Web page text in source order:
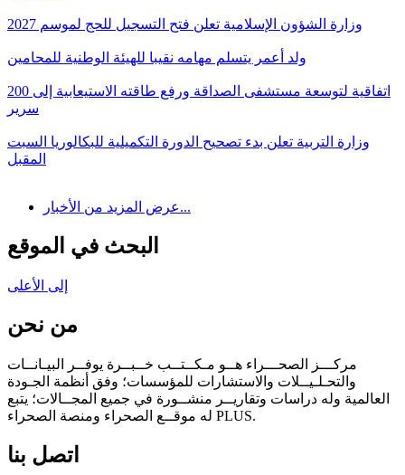
وزارة الشؤون الإسلامية تعلن فتح التسجيل للحج لموسم 2027
ولد أعمر يتسلم مهامه نقيبا للهيئة الوطنية للمحامين
اتفاقية لتوسعة مستشفى الصداقة ورفع طاقته الاستيعابية إلى 200
سرير
وزارة التربية تعلن بدء تصحيح الدورة التكميلية للبكالوريا السبت
المقبل
عرض المزيد من الأخبار...
البحث في الموقع
إلى الأعلى
من نحن
مركـــز الصحـــراء هــو مـكــتــب خــبــرة يوفــر البيـانــات
والتحـلـيــلات والاستشارات للمؤسسات؛ وفق أنظمة الجـودة
العالمية وله دراسات وتقاريــر منشــورة في جميع المجــالات؛ يتبع
له موقــع الصحراء ومنصة الصحراء PLUS.
اتصل بنا